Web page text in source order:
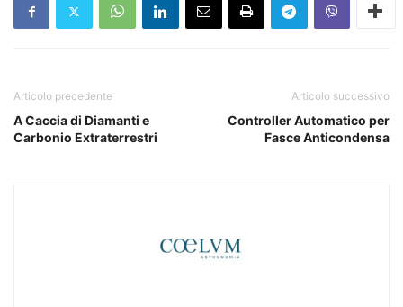
Articolo precedente
A Caccia di Diamanti e
Carbonio Extraterrestri
Articolo successivo
Controller Automatico per
Fasce Anticondensa